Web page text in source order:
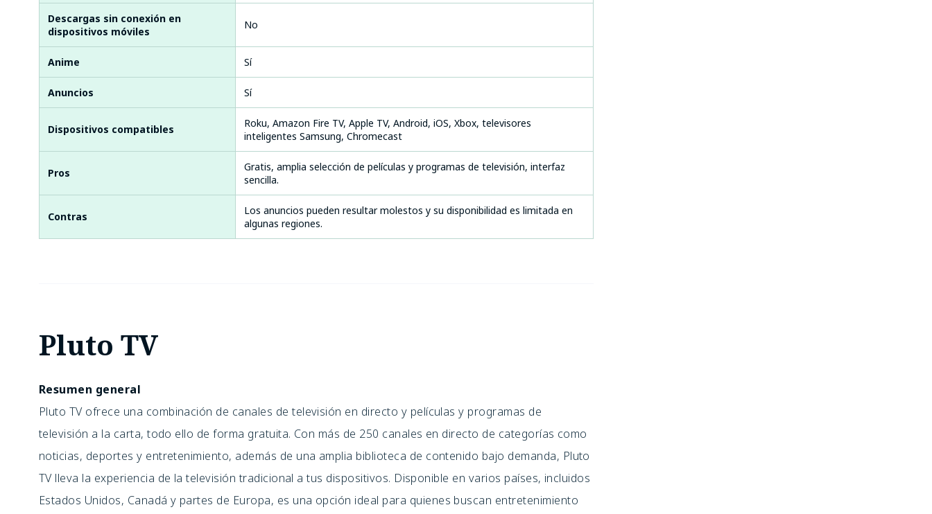
Descargas sin conexión en
dispositivos móviles
No
Anime Sí
Anuncios Sí
Dispositivos compatibles
Roku, Amazon Fire TV, Apple TV, Android, iOS, Xbox, televisores
inteligentes Samsung, Chromecast
Pros
Gratis, amplia selección de películas y programas de televisión, interfaz
sencilla.
Contras
Los anuncios pueden resultar molestos y su disponibilidad es limitada en
algunas regiones.
Pluto TV
Resumen general
Pluto TV ofrece una combinación de canales de televisión en directo y películas y programas de
televisión a la carta, todo ello de forma gratuita. Con más de 250 canales en directo de categorías como
noticias, deportes y entretenimiento, además de una amplia biblioteca de contenido bajo demanda, Pluto
TV lleva la experiencia de la televisión tradicional a tus dispositivos. Disponible en varios países, incluidos
Estados Unidos, Canadá y partes de Europa, es una opción ideal para quienes buscan entretenimiento